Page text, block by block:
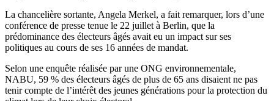
La chancelière sortante, Angela Merkel, a fait remarquer, lors d’une
conférence de presse tenue le 22 juillet à Berlin, que la
prédominance des électeurs âgés avait eu un impact sur ses
politiques au cours de ses 16 années de mandat.
Selon une enquête réalisée par une ONG environnementale,
NABU, 59 % des électeurs âgés de plus de 65 ans disaient ne pas
tenir compte de l’intérêt des jeunes générations pour la protection du